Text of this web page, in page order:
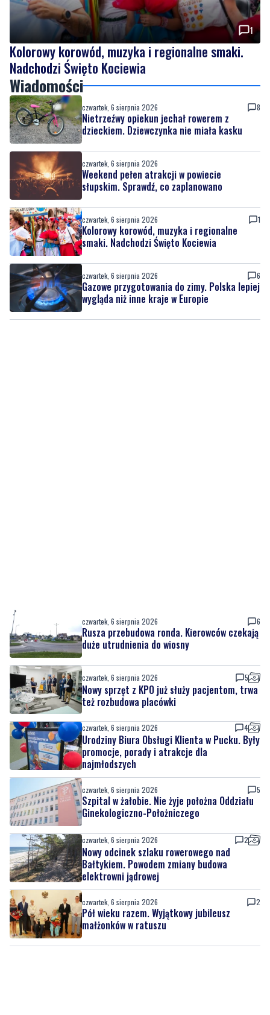
1
Kolorowy korowód, muzyka i regionalne smaki.
Nadchodzi Święto Kociewia
Wiadomości
czwartek, 6 sierpnia 2026 8
Nietrzeźwy opiekun jechał rowerem z
dzieckiem. Dziewczynka nie miała kasku
czwartek, 6 sierpnia 2026
Weekend pełen atrakcji w powiecie
słupskim. Sprawdź, co zaplanowano
czwartek, 6 sierpnia 2026 1
Kolorowy korowód, muzyka i regionalne
smaki. Nadchodzi Święto Kociewia
czwartek, 6 sierpnia 2026 6
Gazowe przygotowania do zimy. Polska lepiej
wygląda niż inne kraje w Europie
czwartek, 6 sierpnia 2026 6
Rusza przebudowa ronda. Kierowców czekają
duże utrudnienia do wiosny
czwartek, 6 sierpnia 2026 5
Nowy sprzęt z KPO już służy pacjentom, trwa
też rozbudowa placówki
czwartek, 6 sierpnia 2026 4
Urodziny Biura Obsługi Klienta w Pucku. Były
promocje, porady i atrakcje dla
najmłodszych
czwartek, 6 sierpnia 2026 5
Szpital w żałobie. Nie żyje położna Oddziału
Ginekologiczno-Położniczego
czwartek, 6 sierpnia 2026 2
Nowy odcinek szlaku rowerowego nad
Bałtykiem. Powodem zmiany budowa
elektrowni jądrowej
czwartek, 6 sierpnia 2026 2
Pół wieku razem. Wyjątkowy jubileusz
małżonków w ratuszu